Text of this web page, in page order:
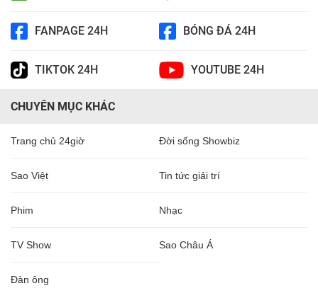
FANPAGE 24H BÓNG ĐÁ 24H
TIKTOK 24H YOUTUBE 24H
CHUYÊN MỤC KHÁC
Trang chủ 24giờ Đời sống Showbiz
Sao Việt Tin tức giải trí
Phim Nhạc
TV Show Sao Châu Á
Đàn ông